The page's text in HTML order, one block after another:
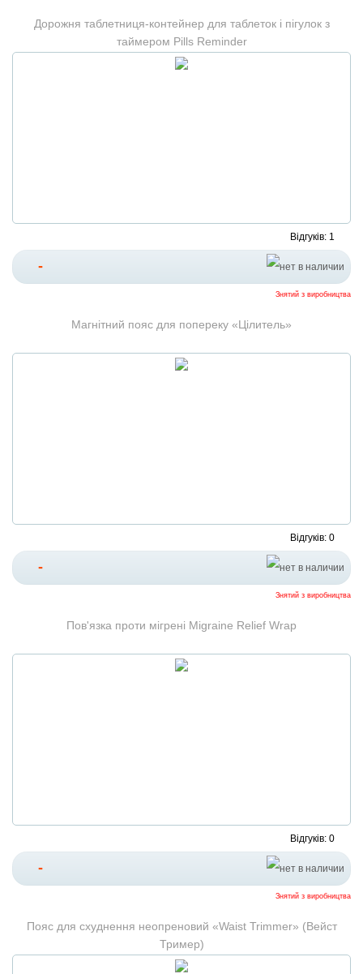
Дорожня таблетниця-контейнер для таблеток і пігулок з
таймером Pills Reminder
Відгуків: 1
-
Знятий з виробництва
Магнітний пояс для попереку «Цілитель»
Відгуків: 0
-
Знятий з виробництва
Пов'язка проти мігрені Migraine Relief Wrap
Відгуків: 0
-
Знятий з виробництва
Пояс для схуднення неопреновий «Waist Trimmer» (Вейст
Тример)